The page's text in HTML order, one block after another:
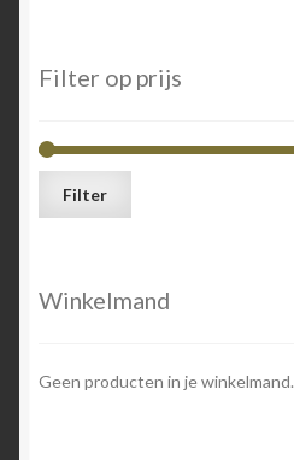
Filter op prijs
Filter
Winkelmand
Geen producten in je winkelmand.